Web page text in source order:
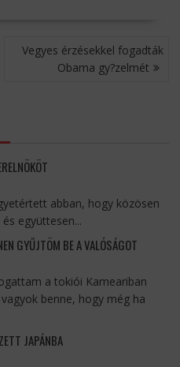
Vegyes érzésekkel fogadták
Obama gy?zelmét
abban, hogy közösen
együttesen...
GYŰJTÖM BE A VALÓSÁGOT
a tokiói Kameariban
benne, hogy még ha
JAPÁNBA